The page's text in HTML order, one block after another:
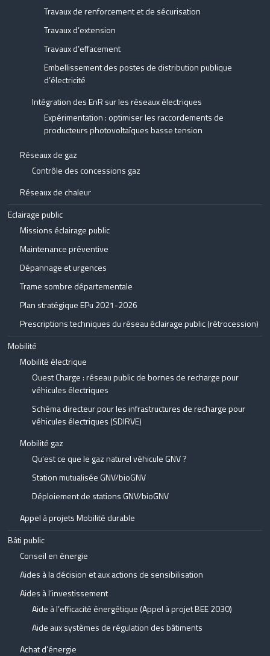
Travaux de renforcement et de sécurisation
Travaux d’extension
Travaux d’effacement
Embellissement des postes de distribution publique
d’électricité
Intégration des EnR sur les réseaux électriques
Expérimentation : optimiser les raccordements de
producteurs photovoltaïques basse tension
Réseaux de gaz
Contrôle des concessions gaz
Réseaux de chaleur
Eclairage public
Missions éclairage public
Maintenance préventive
Dépannage et urgences
Trame sombre départementale
Plan stratégique EPu 2021-2026
Prescriptions techniques du réseau éclairage public (rétrocession)
Mobilité
Mobilité électrique
Ouest Charge : réseau public de bornes de recharge pour
véhicules électriques
Schéma directeur pour les infrastructures de recharge pour
véhicules électriques (SDIRVE)
Mobilité gaz
Qu’est ce que le gaz naturel véhicule GNV ?
Station mutualisée GNV/bioGNV
Déploiement de stations GNV/bioGNV
Appel à projets Mobilité durable
Bâti public
Conseil en énergie
Aides à la décision et aux actions de sensibilisation
Aides à l’investissement
Aide à l’efficacité énergétique (Appel à projet BEE 2030)
Aide aux systèmes de régulation des bâtiments
Achat d’énergie